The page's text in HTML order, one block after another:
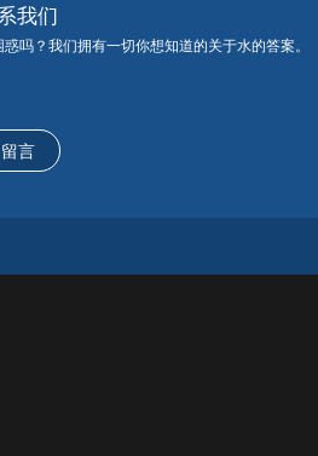
我们
惑吗？我们拥有一切你想知道的关于水的答案。
留言